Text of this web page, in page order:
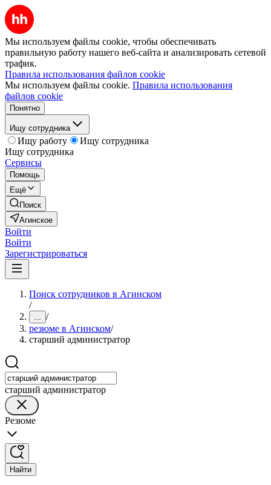
Мы используем файлы cookie, чтобы обеспечивать
правильную работу нашего веб-сайта и анализировать сетевой
трафик.
Правила использования файлов cookie
Мы используем файлы cookie. Правила использования
файлов cookie
Понятно
Ищу сотрудника
Ищу работу
Ищу сотрудника
Ищу сотрудника
Сервисы
Помощь
Ещё
Поиск
Агинское
Войти
Войти
Зарегистрироваться
Поиск сотрудников в Агинском
/
... /
резюме в Агинском/
старший администратор
старший администратор
Резюме
Найти